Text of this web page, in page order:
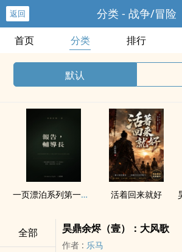
返回 分类 - 战争/冒险
首页 分类 排行
默认
一页漂泊系列第一部__报告，辅导长 活着回来就好
全部 昊鼎余烬（壹）：大风歌
作者 : 乐马